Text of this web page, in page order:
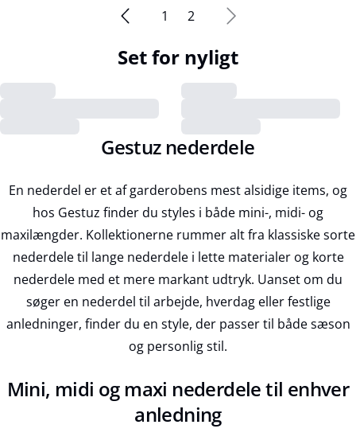
1 2
Set for nyligt
Gestuz nederdele
En nederdel er et af garderobens mest alsidige items, og
hos Gestuz finder du styles i både mini-, midi- og
maxilængder. Kollektionerne rummer alt fra klassiske sorte
nederdele til lange nederdele i lette materialer og korte
nederdele med et mere markant udtryk. Uanset om du
søger en nederdel til arbejde, hverdag eller festlige
anledninger, finder du en style, der passer til både sæson
og personlig stil.
Mini, midi og maxi nederdele til enhver
anledning